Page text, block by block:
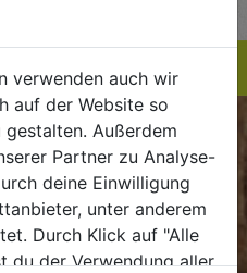
verwenden auch wir
auf der Website so
Außerdem
Partner zu Analyse-
deine Einwilligung
unter anderem
Durch Klick auf "Alle
du der Verwendung aller